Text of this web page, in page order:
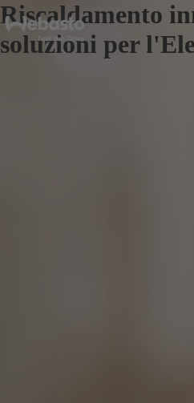
Riscaldamento
soluzioni per